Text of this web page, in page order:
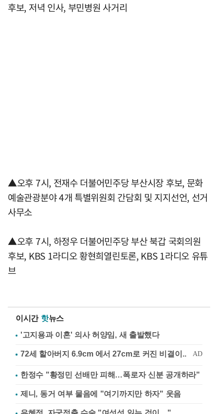
후보, 저녁 인사, 부민병원 사거리
▲오후 7시, 전재수 더불어민주당 부산시장 후보, 문화
예술관광분야 4개 특별위원회 간담회 및 지지선언, 선거
사무소
▲오후 7시, 하정우 더불어민주당 부산 북갑 국회의원
후보, KBS 1라디오 황현희열린토론, KBS 1라디오 유튜
브
이시간 핫뉴스
'고지용과 이혼' 의사 허양임, 새 출발했다
한정수 "황정민 선배만 피해…폭로자 신분 공개하라"
제니, 동거 여부 물음에 "여기까지만 하자" 웃음